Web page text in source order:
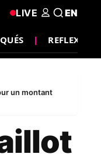
REFLEXION
LIVE EN
un montant